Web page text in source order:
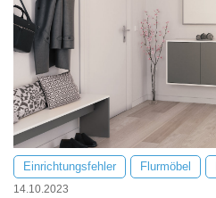
Einrichtungsfehler Flurmöbel
14.10.2023